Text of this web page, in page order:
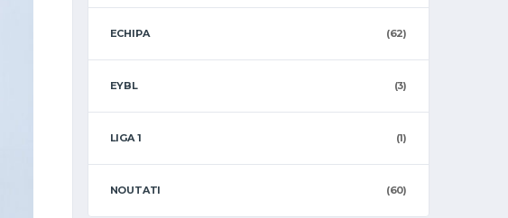
ECHIPA (62)
EYBL (3)
LIGA 1 (1)
NOUTATI (60)